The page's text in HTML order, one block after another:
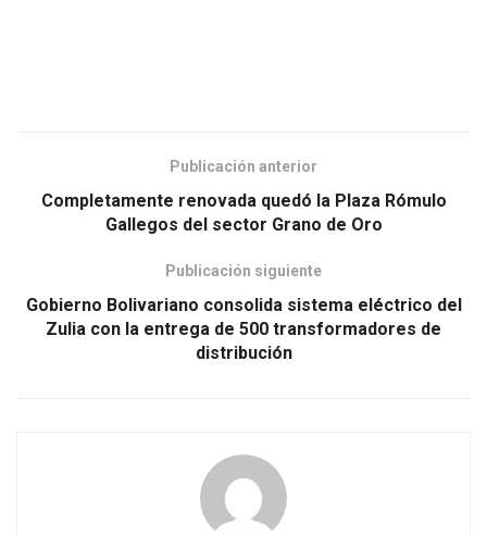
Publicación anterior
Completamente renovada quedó la Plaza Rómulo
Gallegos del sector Grano de Oro
Publicación siguiente
Gobierno Bolivariano consolida sistema eléctrico del
Zulia con la entrega de 500 transformadores de
distribución